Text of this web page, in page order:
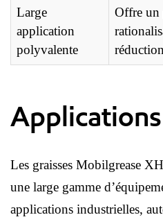
Large
application
polyvalente
Offre un
Applications
Les graisses Mobilgrease
une large gamme
applications industrielles,